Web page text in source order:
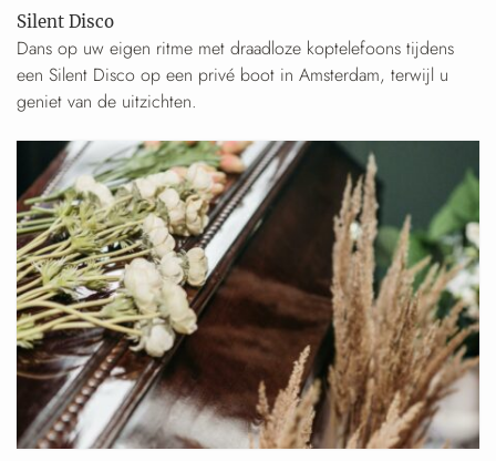
Silent Disco
Dans op uw eigen ritme met draadloze koptelefoons tijdens
een Silent Disco op een privé boot in Amsterdam, terwijl u
geniet van de uitzichten.